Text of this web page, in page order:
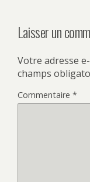
Laisser un
Votre adresse
champs
Commentaire *